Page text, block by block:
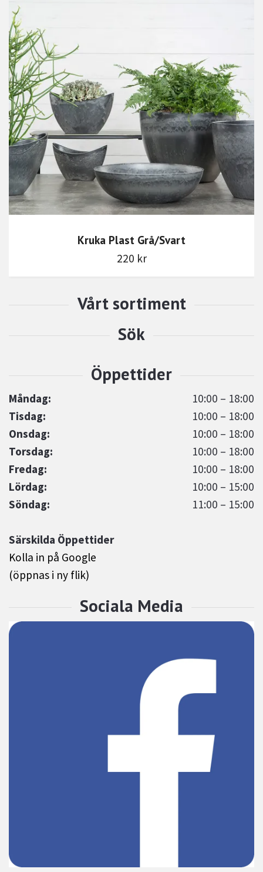
Måndag:
10:00 – 18:00
Tisdag:
10:00 – 18:00
Onsdag:
10:00 – 18:00
Torsdag:
10:00 – 18:00
Fredag:
10:00 – 18:00
Lördag:
10:00 – 15:00
Söndag:
11:00 – 15:00
Särskilda Öppettider
Kolla in på Google
(öppnas i ny flik)
Kruka Plast Grå/Svart
220 kr